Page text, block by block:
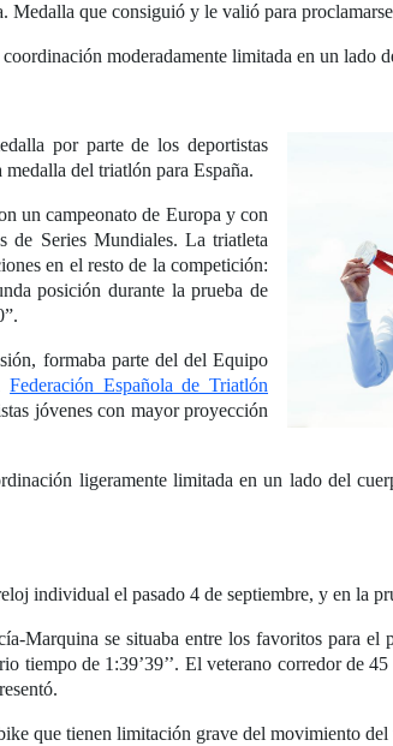
Medalla que consiguió y le valió para proclamarse
moderadamente limitada en un lado
por parte de los deportistas
del triatlón para España.
un campeonato de Europa y con
de Series Mundiales. La triatleta
en el resto de la competición:
posición durante la prueba de
formaba parte del del Equipo
Federación Española de Triatlón
jóvenes con mayor proyección
ligeramente limitada en un lado del
individual el pasado 4 de septiembre, y en la
Marquina se situaba entre los favoritos para
tiempo de 1:39’39’’. El veterano corredor de
que tienen limitación grave del movimiento del